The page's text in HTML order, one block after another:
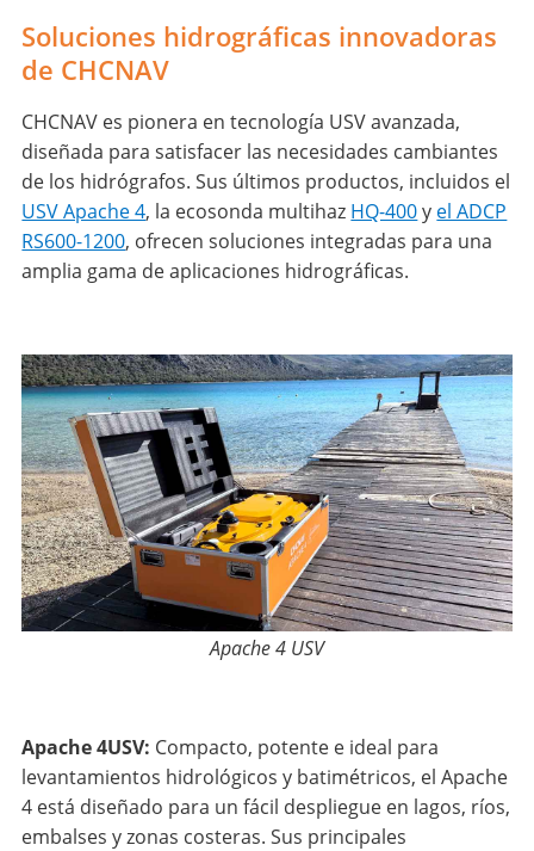
Soluciones hidrográficas innovadoras
de CHCNAV
CHCNAV es pionera en tecnología USV avanzada,
diseñada para satisfacer las necesidades cambiantes
de los hidrógrafos. Sus últimos productos, incluidos el
USV Apache 4, la ecosonda multihaz HQ-400y el ADCP
RS600-1200, ofrecen soluciones integradas para una
amplia gama de aplicaciones hidrográficas.
Apache 4 USV
Apache 4USV: Compacto, potente e ideal para
levantamientos hidrológicos y batimétricos, el Apache
4 está diseñado para un fácil despliegue en lagos, ríos,
embalses y zonas costeras. Sus principales